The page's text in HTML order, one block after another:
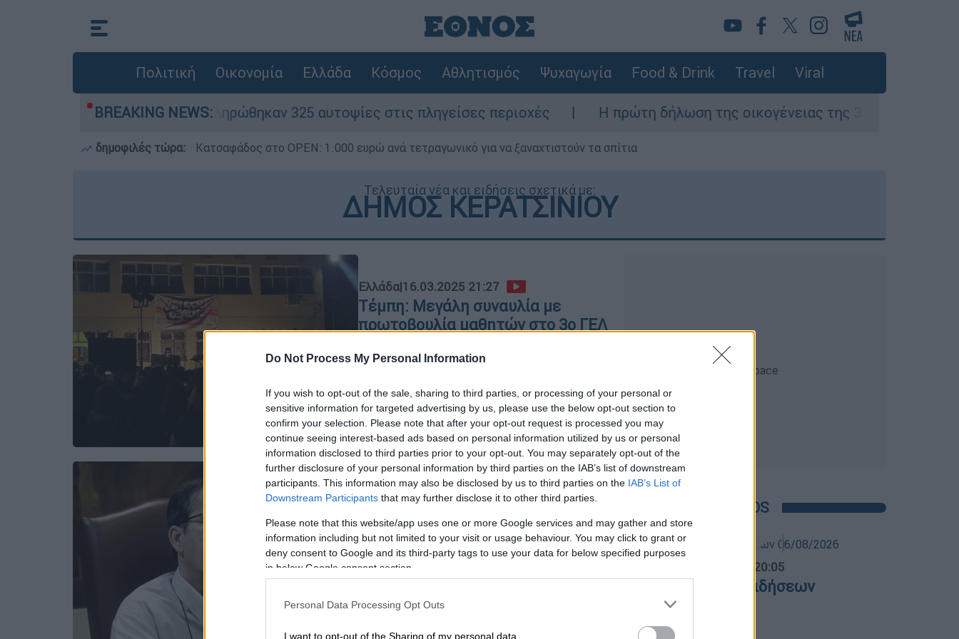
Do Not Process My Personal Information
If you wish to opt-out of the sale, sharing to third parties, or processing of your personal or
sensitive information for targeted advertising by us, please use the below opt-out section to
confirm your selection. Please note that after your opt-out request is processed you may
continue seeing interest-based ads based on personal information utilized by us or personal
information disclosed to third parties prior to your opt-out. You may separately opt-out of the
further disclosure of your personal information by third parties on the IAB’s list of downstream
participants. This information may also be disclosed by us to third parties on the IAB’s List of
Downstream Participants that may further disclose it to other third parties.
Please note that this website/app uses one or more Google services and may gather and store
information including but not limited to your visit or usage behaviour. You may click to grant or
deny consent to Google and its third-party tags to use your data for below specified purposes
in below Google consent section.
Personal Data Processing Opt Outs
I want to opt-out of the Sharing of my personal data.
Πολιτική Οικονομία Ελλάδα Κόσμος Αθλητισμός Ψυχαγωγία Food & Drink Travel Viral
BREAKING NEWS:
«κόκκινα» - Ολοκληρώθηκαν 325 αυτοψίες στις πληγείσες περιοχές Η πρώτη δήλωση της οικογένειας της 38χρονης Βρετανίδας
δημοφιλές τώρα: Κατσαφάδος στο OPEN: 1.000 ευρώ ανά τετραγωνικό για να ξαναχτιστούν τα σπίτια
Τελευταία νέα και ειδήσεις σχετικά με:
ΔΗΜΟΣ ΚΕΡΑΤΣΙΝΙΟΥ
Ελλάδα|16.03.2025 21:27
Τέμπη: Μεγάλη συναυλία με
πρωτοβουλία μαθητών στο 3ο ΓΕΛ
Συμμετείχαν καταξιωμένοι
καλλιτέχνες και συγκροτήματα
μαθητών του σχολείου
Ελλάδα |27.11.2020 17:12
Αντιμέτωπος με κυρώσεις ο
δήμος Κερατσινίου για
κατασκευές στην περιοχή
Λιπασμάτων
Παραβάσεις της περιβαλλοντικής
νομοθεσίας εντόπισε η Διεύθυνση
POPULAR VIDEOS
06.08.2026 20:05
Κεντρικό δελτίο ειδήσεων
06/08/2026